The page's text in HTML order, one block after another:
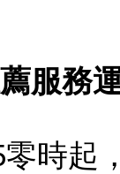
服務
時起